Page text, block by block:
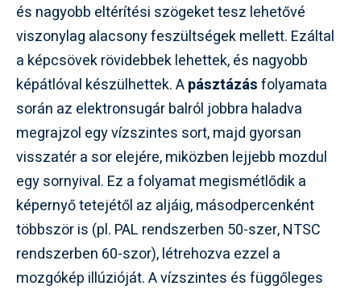
és nagyobb eltérítési szögeket tesz lehetővé
viszonylag alacsony feszültségek mellett. Ezáltal
a képcsövek rövidebbek lehettek, és nagyobb
képátlóval készülhettek. Apásztázásfolyamata
során az elektronsugár balról jobbra haladva
megrajzol egy vízszintes sort, majd gyorsan
visszatér a sor elejére, miközben lejjebb mozdul
egy sornyival. Ez a folyamat megismétlődik a
képernyő tetejétől az aljáig, másodpercenként
többször is (pl. PAL rendszerben 50-szer, NTSC
rendszerben 60-szor), létrehozva ezzel a
mozgókép illúzióját. A vízszintes és függőleges